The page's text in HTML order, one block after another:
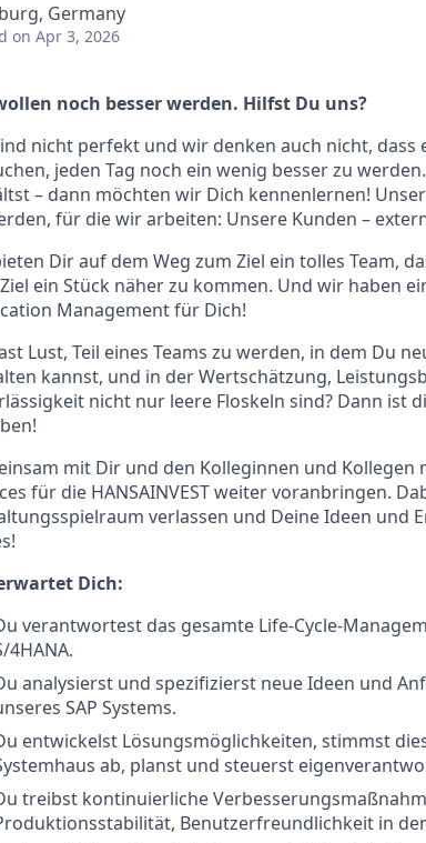
Germany
on Apr 3, 2026
noch besser werden. Hilfst Du uns?
nicht perfekt und wir denken auch nicht,
jeden Tag noch ein wenig besser zu
– dann möchten wir Dich kennenlernen!
für die wir arbeiten: Unsere Kunden –
Dir auf dem Weg zum Ziel ein tolles Team,
ein Stück näher zu kommen. Und wir haben
Management für Dich!
Lust, Teil eines Teams zu werden, in dem Du
kannst, und in der Wertschätzung,
nicht nur leere Floskeln sind? Dann ist
mit Dir und den Kolleginnen und
für die HANSAINVEST weiter voranbringen.
verlassen und Deine Ideen
Dich:
verantwortest das gesamte Life-Cycle-
4HANA.
analysierst und spezifizierst neue Ideen und
SAP Systems.
entwickelst Lösungsmöglichkeiten, stimmst
ab, planst und steuerst
treibst kontinuierliche
Benutzerfreundlichkeit in